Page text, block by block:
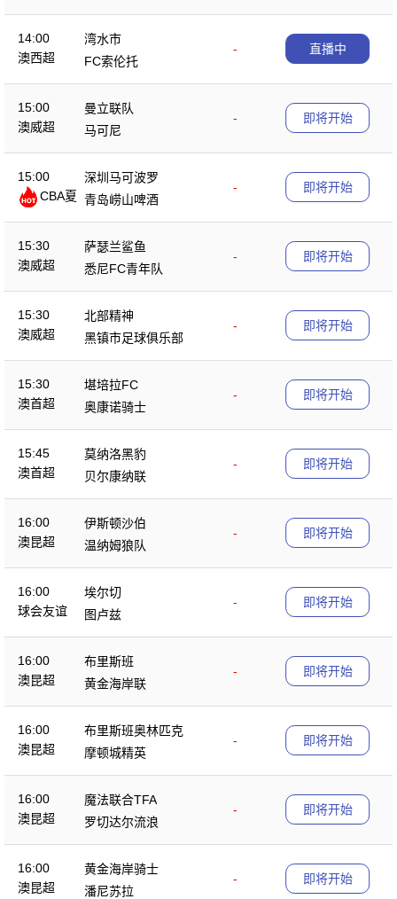
14:00
澳西超
湾水市
-
FC索伦托
直播中
15:00
澳威超
曼立联队
-
马可尼
即将开始
15:00
CBA夏
深圳马可波罗
-
青岛崂山啤酒
即将开始
15:30
澳威超
萨瑟兰鲨鱼
-
悉尼FC青年队
即将开始
15:30
澳威超
北部精神
-
黑镇市足球俱乐部
即将开始
15:30
澳首超
堪培拉FC
-
奥康诺骑士
即将开始
15:45
澳首超
莫纳洛黑豹
-
贝尔康纳联
即将开始
16:00
澳昆超
伊斯顿沙伯
-
温纳姆狼队
即将开始
16:00
球会友谊
埃尔切
-
图卢兹
即将开始
16:00
澳昆超
布里斯班
-
黄金海岸联
即将开始
16:00
澳昆超
布里斯班奥林匹克
-
摩顿城精英
即将开始
16:00
澳昆超
魔法联合TFA
-
罗切达尔流浪
即将开始
16:00
澳昆超
黄金海岸骑士
-
潘尼苏拉
即将开始